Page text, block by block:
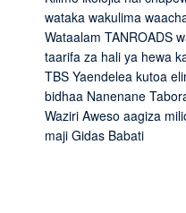
wataka wakulima
Wataalam TANROADS
taarifa za hali ya hewa
TBS Yaendelea kutoa
bidhaa Nanenane
Waziri Aweso aagiza
maji Gidas Babati